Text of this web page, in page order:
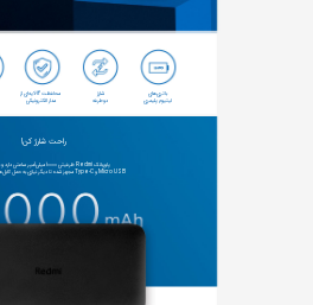
محافظت 12 لایه‌ای از
مدار الکترونیکی
دوطرفه
لیتیوم پلیمری
راحت شارژ کن!
Micro USB و Type-C مجهز شده تا دیگر نیازی به حمل کابل‌های مختلف نداشته باشید.